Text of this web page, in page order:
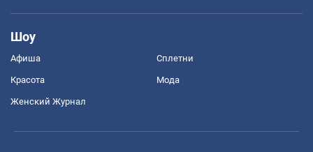
Шоу
Афиша Сплетни
Красота Мода
Женский Журнал